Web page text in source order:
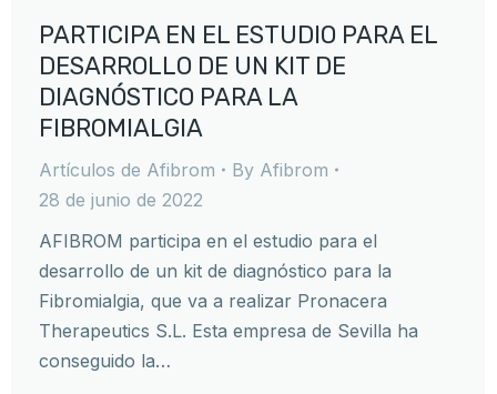
PARTICIPA EN EL ESTUDIO PARA EL
DESARROLLO DE UN KIT DE
DIAGNÓSTICO PARA LA
FIBROMIALGIA
Artículos de Afibrom By Afibrom
28 de junio de 2022
AFIBROM participa en el estudio para el
desarrollo de un kit de diagnóstico para la
Fibromialgia, que va a realizar Pronacera
Therapeutics S.L. Esta empresa de Sevilla ha
conseguido la…